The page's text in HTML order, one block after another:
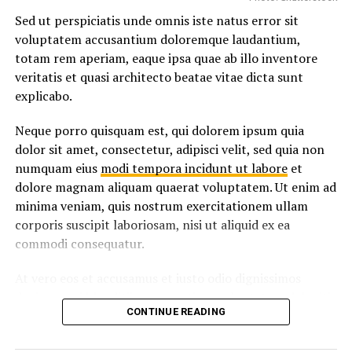
Sed ut perspiciatis unde omnis iste natus error sit
voluptatem accusantium doloremque laudantium,
totam rem aperiam, eaque ipsa quae ab illo inventore
veritatis et quasi architecto beatae vitae dicta sunt
explicabo.
Neque porro quisquam est, qui dolorem ipsum quia
dolor sit amet, consectetur, adipisci velit, sed quia non
numquam eius modi tempora incidunt ut laboreet
dolore magnam aliquam quaerat voluptatem. Ut enim ad
minima veniam, quis nostrum exercitationem ullam
corporis suscipit laboriosam, nisi ut aliquid ex ea
commodi consequatur.
ducimus qui blanditiis praesentium voluptatum deleniti
atque corrupti quos dolores et quasmolestias excepturi
CONTINUE READING